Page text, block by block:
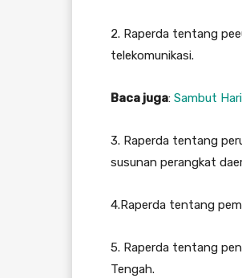
2. Raperda tentang
telekomunikasi.
Baca juga: Sambut
3. Raperda tentang
susunan perangkat
4.Raperda tentang
5. Raperda tentang
Tengah.